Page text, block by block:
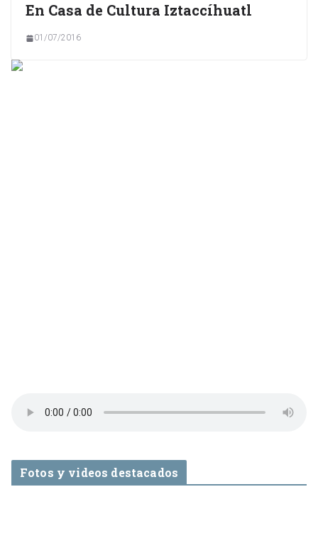
En Casa de Cultura Iztaccíhuatl
01/07/2016
Fotos y videos destacados